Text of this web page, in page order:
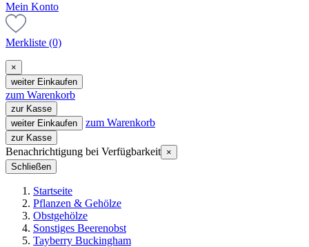
Mein Konto
Merkliste (0)
×
weiter Einkaufen
zum Warenkorb
zur Kasse
weiter Einkaufen
zum Warenkorb
zur Kasse
Benachrichtigung bei Verfügbarkeit ×
Schließen
Startseite
Pflanzen & Gehölze
Obstgehölze
Sonstiges Beerenobst
Tayberry Buckingham